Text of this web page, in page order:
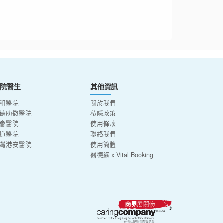
醫生
醫院
肋撒醫院
醫院
醫院
港安醫院
其他資訊
關於我們
私隱政策
使用條款
聯絡我們
使用簡體
醫德網 x Vital Booking